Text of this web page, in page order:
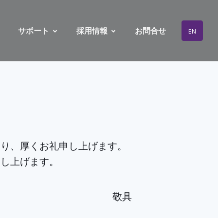
サポート 採用情報 お問合せ EN
厚くお礼申し上げます。
上げます。
敬具